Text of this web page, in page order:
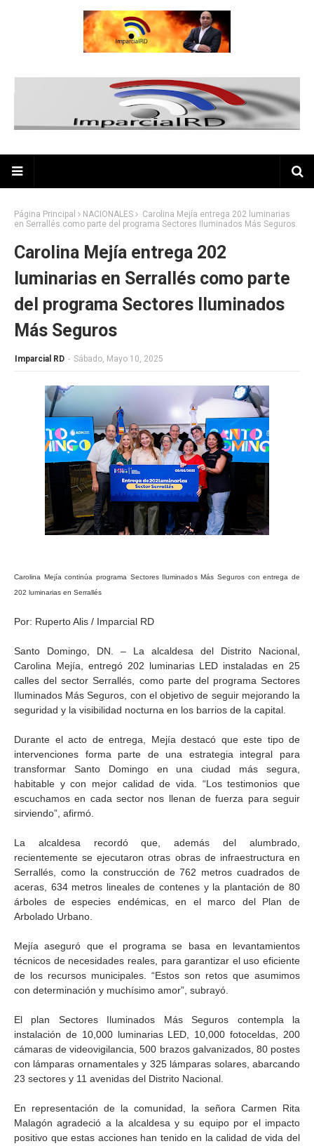
Página Principal NACIONALES
Carolina Mejía entrega 202 luminarias
en Serrallés como parte del programa Sectores Iluminados Más Seguros
Carolina Mejía entrega 202
luminarias en Serrallés como parte
del programa Sectores Iluminados
Más Seguros
Imparcial RD - Sábado, Mayo 10, 2025
Carolina Mejía continúa programa Sectores Iluminados Más Seguros con entrega de
202 luminarias en Serrallés
Por: Ruperto Alis / Imparcial RD
Santo Domingo, DN. – La alcaldesa del Distrito Nacional,
Carolina Mejía, entregó 202 luminarias LED instaladas en 25
calles del sector Serrallés, como parte del programa Sectores
Iluminados Más Seguros, con el objetivo de seguir mejorando la
seguridad y la visibilidad nocturna en los barrios de la capital.
Durante el acto de entrega, Mejía destacó que este tipo de
intervenciones forma parte de una estrategia integral para
transformar Santo Domingo en una ciudad más segura,
habitable y con mejor calidad de vida. “Los testimonios que
escuchamos en cada sector nos llenan de fuerza para seguir
sirviendo”, afirmó.
La alcaldesa recordó que, además del alumbrado,
recientemente se ejecutaron otras obras de infraestructura en
Serrallés, como la construcción de 762 metros cuadrados de
aceras, 634 metros lineales de contenes y la plantación de 80
árboles de especies endémicas, en el marco del Plan de
Arbolado Urbano.
Mejía aseguró que el programa se basa en levantamientos
técnicos de necesidades reales, para garantizar el uso eficiente
de los recursos municipales. “Estos son retos que asumimos
con determinación y muchísimo amor”, subrayó.
El plan Sectores Iluminados Más Seguros contempla la
instalación de 10,000 luminarias LED, 10,000 fotoceldas, 200
cámaras de videovigilancia, 500 brazos galvanizados, 80 postes
con lámparas ornamentales y 325 lámparas solares, abarcando
23 sectores y 11 avenidas del Distrito Nacional.
En representación de la comunidad, la señora Carmen Rita
Malagón agradeció a la alcaldesa y su equipo por el impacto
positivo que estas acciones han tenido en la calidad de vida del